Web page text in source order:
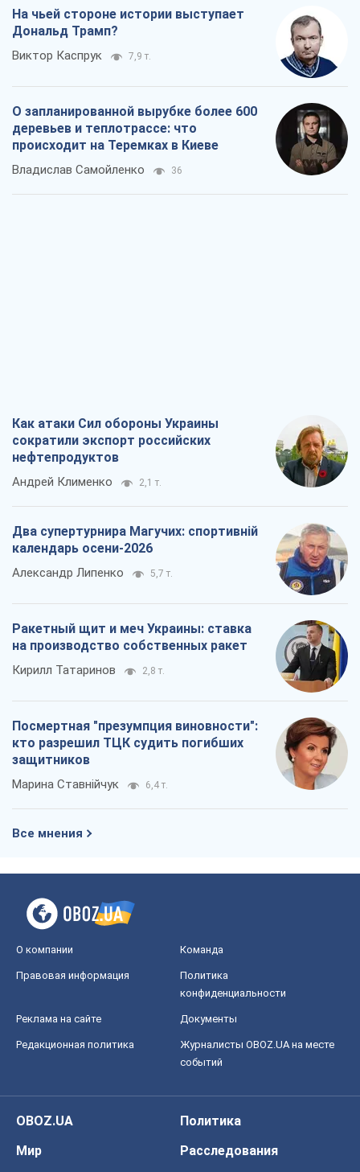
На чьей стороне истории выступает
Дональд Трамп?
Виктор Каспрук 7,9 т.
О запланированной вырубке более 600
деревьев и теплотрассе: что
происходит на Теремках в Киеве
Владислав Самойленко 36
Как атаки Сил обороны Украины
сократили экспорт российских
нефтепродуктов
Андрей Клименко 2,1 т.
Два супертурнира Магучих: спортивній
календарь осени-2026
Александр Липенко 5,7 т.
Ракетный щит и меч Украины: ставка
на производство собственных ракет
Кирилл Татаринов 2,8 т.
Посмертная "презумпция виновности":
кто разрешил ТЦК судить погибших
защитников
Марина Ставнійчук 6,4 т.
Все мнения
О компании Команда
Правовая информация
Политика
конфиденциальности
Реклама на сайте Документы
Редакционная политика
Журналисты OBOZ.UA на месте
событий
OBOZ.UA
Политика
Мир
Расследования